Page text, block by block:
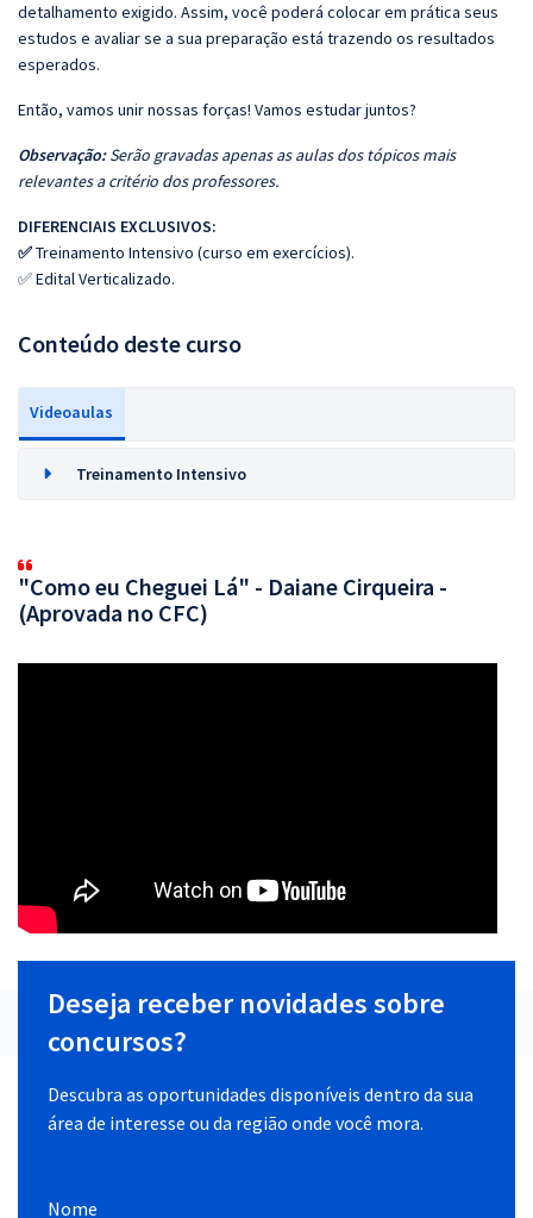
detalhamento exigido. Assim, você poderá colocar em prática seus
estudos e avaliar se a sua preparação está trazendo os resultados
esperados.
Então, vamos unir nossas forças! Vamos estudar juntos?
Observação:Serão gravadas apenas as aulas dos tópicos mais
relevantes a critério dos professores.
DIFERENCIAIS EXCLUSIVOS:
✅Treinamento Intensivo (curso em exercícios).
✅ Edital Verticalizado.
Conteúdo deste curso
Videoaulas
Treinamento Intensivo
"Como eu Cheguei Lá" - Daiane Cirqueira -
(Aprovada no CFC)
Deseja receber novidades sobre
concursos?
Descubra as oportunidades disponíveis dentro da sua
área de interesse ou da região onde você mora.
Nome